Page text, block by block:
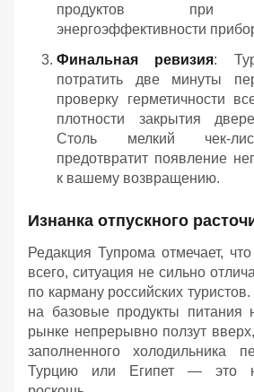
продуктов при
энергоэффективности
Финальная ревизия:
потратить две минуты
проверку герметичности
плотности закрытия
Столь мелкий чек-
предотвратит появление
к вашему возвращению.
Изнанка отпускного
Редакция Тупрома отмечает,
всего, ситуация не сильно
по карману российских
на базовые продукты питания
рынке непрерывно ползут
заполненного холодильника
Турцию или Египет — это